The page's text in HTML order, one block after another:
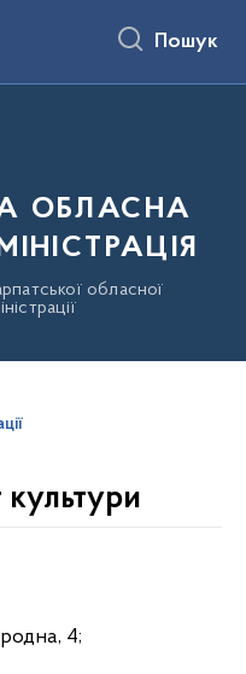
Пошук
ОБЛАСНА
обласної
4;